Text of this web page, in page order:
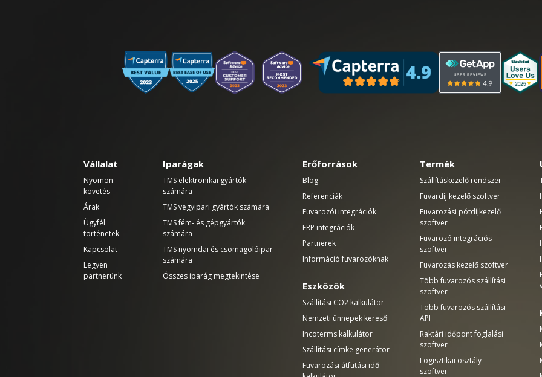
Vállalat
Nyomon
követés
Árak
Ügyfél
történetek
Kapcsolat
Legyen
partnerünk
Iparágak
TMS elektronikai gyártók
számára
TMS vegyipari gyártók számára
TMS fém- és gépgyártók
számára
TMS nyomdai és csomagolóipar
számára
Összes iparág megtekintése
Erőforrások
Blog
Referenciák
Fuvarozói integrációk
ERP integrációk
Partnerek
Információ fuvarozóknak
Eszközök
Szállítási CO2 kalkulátor
Nemzeti ünnepek kereső
Incoterms kalkulátor
Szállítási címke generátor
Fuvarozási átfutási idő
Termék
Szállításkezelő rendszer
Fuvardíj kezelő szoftver
Fuvarozási pótdíjkezelő
szoftver
Fuvarozó integrációs
szoftver
Fuvarozás kezelő szoftver
Több fuvarozós szállítási
szoftver
Több fuvarozós szállítási
API
Raktári időpont foglalási
szoftver
Logisztikai osztály
szoftver